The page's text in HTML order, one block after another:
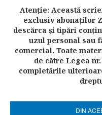
Atenţie: Această
exclusiv abonaţilor
descărca şi tipări
uzul personal sau
comercial. Toate
de către Legea
completările
DIN